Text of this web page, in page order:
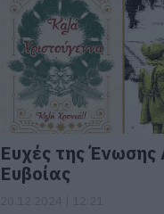
Ευχές της
Ευβοίας